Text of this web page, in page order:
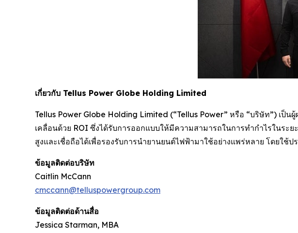
เกี่ยวกับ Tellus Power Globe Holding Limited
Tellus Power Globe Holding Limited (“Tellus Power” หรือ “บริษัท”) เ
เคลื่อนด้วย ROI ซึ่งได้รับการออกแบบให้มีความสามารถในการทำกำไรในระ
สูงและเชื่อถือได้เพื่อรองรับการนำยานยนต์ไฟฟ้ามาใช้อย่างแพร่หลาย โดยใช้
ข้อมูลติดต่อบริษัท
Caitlin McCann
cmccann@telluspowergroup.com
ข้อมูลติดต่อด้านสื่อ
Jessica Starman, MBA